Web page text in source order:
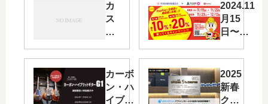
カ
ス
タ
ー
ハ
ラ
ス
2024.11
月15
日〜文
PayPay
キャン
ペーン
が始ま
カーボ
ン・ハ
イブリ
2025
新春
クー